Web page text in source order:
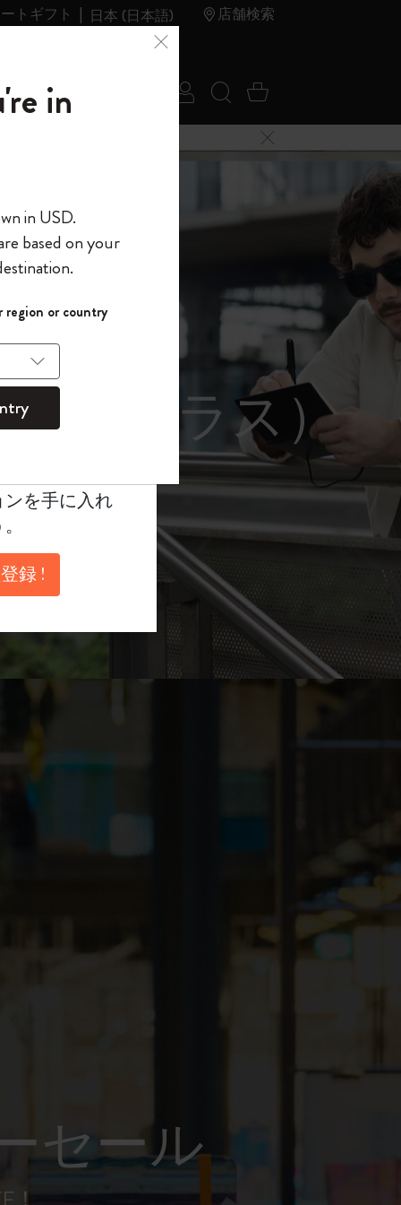
トギフト 日本 (日本語) 店舗検索
ール
ログイン
パスワードを表示
保存する
検索 (キーワード
カート 0 アイ
メニューを閉じる
示1
セール
ようこそ
、コード
力すると、初
無料になり
レット品は
を手に入れ
録 !
in
in USD.
based on your
or country